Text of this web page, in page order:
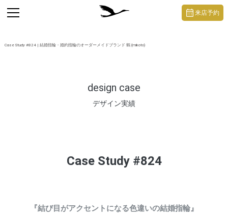
Case Study #824 | 結婚指輪・婚約指輪のオーダーメイドブランド 鶴 (mikoto)
design case
デザイン実績
toggle
navigation
来店予約
Case Study #824
『結び目がアクセントになる色違いの結婚指輪』